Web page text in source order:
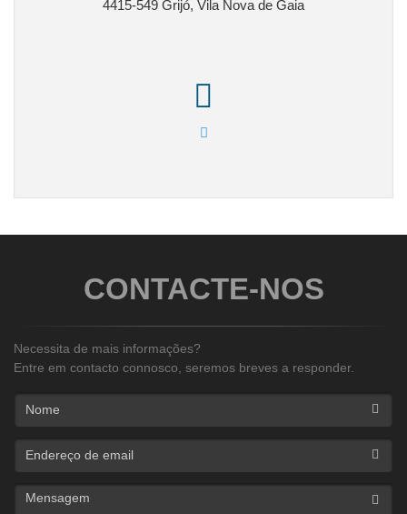
4415-549 Grijó, Vila Nova de Gaia
CONTACTE-NOS
Necessita de mais informações?
Entre em contacto connosco, seremos breves a responder.
Mensagem